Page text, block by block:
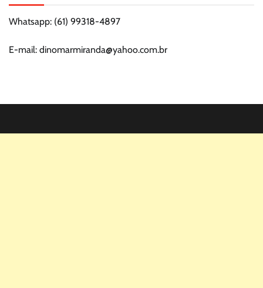
Whatsapp: (61) 99318-4897
E-mail: dinomarmiranda@yahoo.com.br